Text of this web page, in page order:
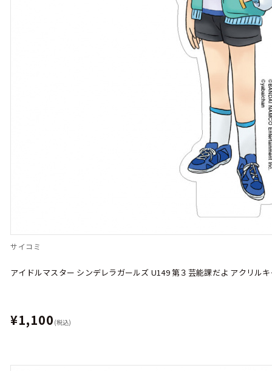
サイコミ
アイドルマスター シンデレラガールズ U149 第３芸能課だよ アクリル
¥1,100 (税込)